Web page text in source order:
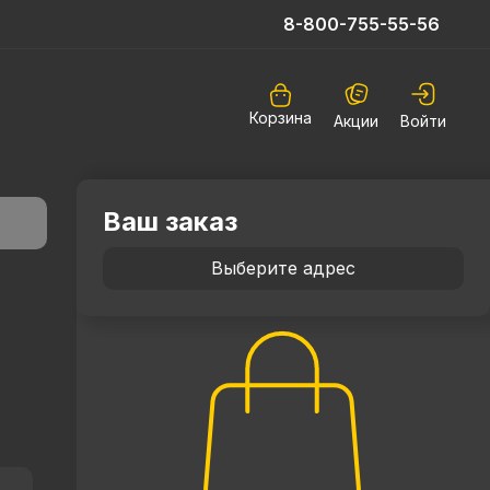
8-800-755-55-56
Корзина Акции Войти
Ваш заказ
Выберите адрес